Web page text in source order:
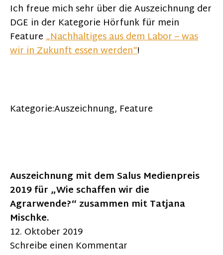
Ich freue mich sehr über die Auszeichnung der
DGE in der Kategorie Hörfunk für mein
Feature „Nachhaltiges aus dem Labor – was
wir in Zukunft essen werden“!
Kategorie:Auszeichnung, Feature
Auszeichnung mit dem Salus Medienpreis
2019 für „Wie schaffen wir die
Agrarwende?“ zusammen mit Tatjana
Mischke.
12. Oktober 2019
Schreibe einen Kommentar